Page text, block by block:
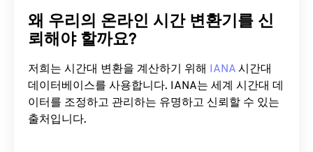
왜 우리의 온라인 시간 변환기를 신
뢰해야 할까요?
저희는 시간대 변환을 계산하기 위해 IANA 시간대
데이터베이스를 사용합니다. IANA는 세계 시간대 데
이터를 조정하고 관리하는 유명하고 신뢰할 수 있는
출처입니다.